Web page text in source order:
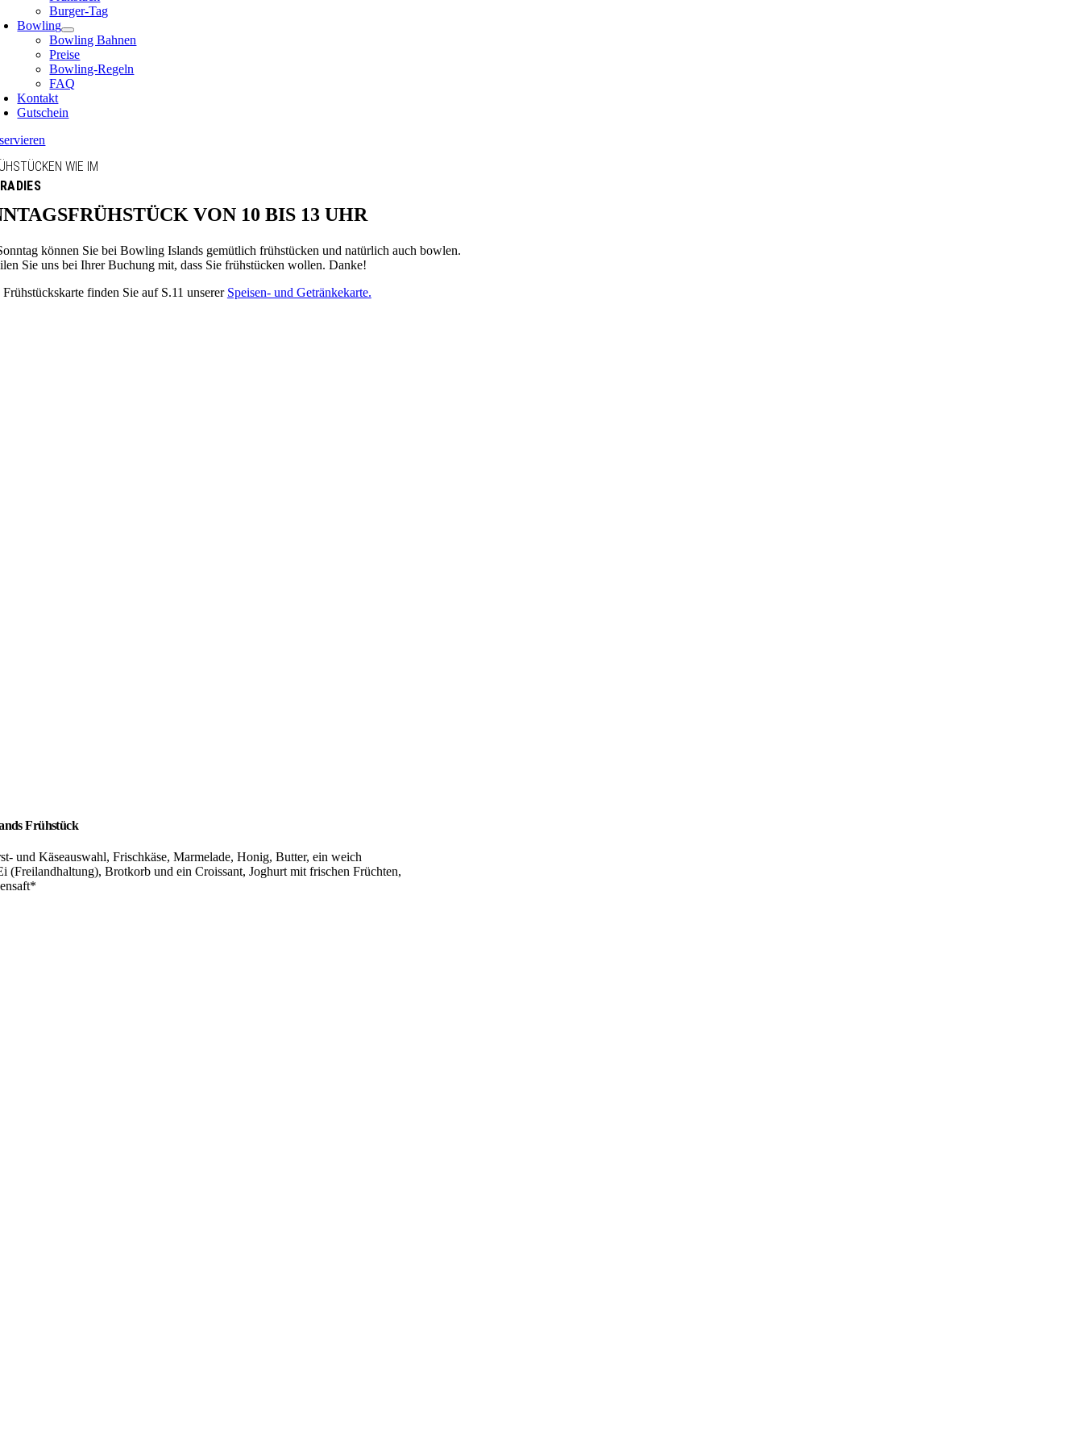
Burger-Tag
Bowling
Bowling Bahnen
Preise
Bowling-Regeln
FAQ
Kontakt
Gutschein
WIE IM
VON 10 BIS 13 UHR
können Sie bei Bowling Islands gemütlich frühstücken und natürlich auch bowlen.
Sie uns bei Ihrer Buchung mit, dass Sie frühstücken wollen. Danke!
Frühstückskarte finden Sie auf S.11 unserer Speisen- und Getränkekarte.
Frühstück
und Käseauswahl, Frischkäse, Marmelade, Honig, Butter, ein weich
(Freilandhaltung), Brotkorb und ein Croissant, Joghurt mit frischen Früchten,